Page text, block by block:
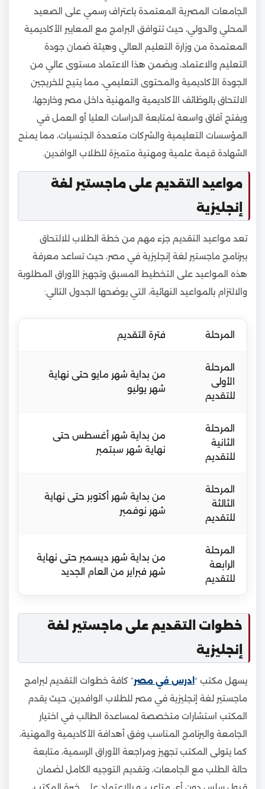
الجامعات المصرية المعتمدة باعتراف رسمي على الصعيد
المحلي والدولي، حيث تتوافق البرامج مع المعايير الأكاديمية
المعتمدة من وزارة التعليم العالي وهيئة ضمان جودة
التعليم والاعتماد، ويضمن هذا الاعتماد مستوى عالي من
الجودة الأكاديمية والمحتوى التعليمي، مما يتيح للخريجين
الالتحاق بالوظائف الأكاديمية والمهنية داخل مصر وخارجها،
ويفتح آفاق واسعة لمتابعة الدراسات العليا أو العمل في
المؤسسات التعليمية والشركات متعددة الجنسيات، مما يمنح
الشهادة قيمة علمية ومهنية متميزة للطلاب الوافدين.
مواعيد التقديم على ماجستير لغة
إنجليزية
تعد مواعيد التقديم جزء مهم من خطة الطلاب للالتحاق
ببرنامج ماجستير لغة إنجليزية في مصر، حيث تساعد معرفة
هذه المواعيد على التخطيط المسبق وتجهيز الأوراق المطلوبة
والالتزام بالمواعيد النهائية، التي يوضحها الجدول التالي:
المرحلة فترة التقديم
المرحلة
الأولى
للتقديم
من بداية شهر مايو حتى نهاية
شهر يوليو
المرحلة
الثانية
للتقديم
من بداية شهر أغسطس حتى
نهاية شهر سبتمبر
المرحلة
الثالثة
للتقديم
من بداية شهر أكتوبر حتى نهاية
شهر نوفمبر
المرحلة
الرابعة
للتقديم
من بداية شهر ديسمبر حتى نهاية
شهر فبراير من العام الجديد
خطوات التقديم على ماجستير لغة
إنجليزية
يسهل مكتب “ ادرس في مصر” كافة خطوات التقديم لبرامج
ماجستير لغة إنجليزية في مصر للطلاب الوافدين، حيث يقدم
المكتب استشارات متخصصة لمساعدة الطالب في اختيار
الجامعة والبرنامج المناسب وفق أهدافة الأكاديمية والمهنية،
كما يتولى المكتب تجهيز ومراجعة الأوراق الرسمية، متابعة
حالة الطلب مع الجامعات، وتقديم التوجيه الكامل لضمان
قبول سلس دون أي متاعب، و بالاعتماد على خبرة المكتب،